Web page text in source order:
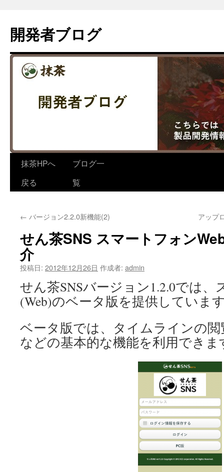
テ
ン
へ
ス
キ
ッ
プ
開発者ブログ
抹茶HPへ
戻る
ブログ一
覧
← バージョン2.2.0新機能(2) アップ
せん茶SNS スマートフォン
介
投稿日: 2012年12月26日 作成者: admin
せん茶SNSバージョン1.2.0では、
(Web)のベータ版を提供していま
ベータ版では、タイムラインの
などの基本的な機能を利用できま